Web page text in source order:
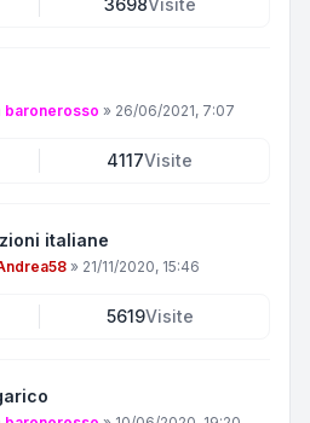
baronerosso » 26/06/2021, 7:07
4117Visite
italiane
» 21/11/2020, 15:46
5619Visite